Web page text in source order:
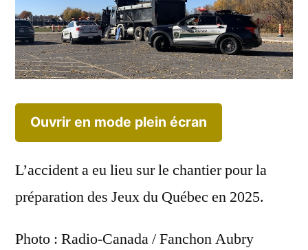
Ouvrir en mode plein écran
L’accident a eu lieu sur le chantier pour la
préparation des Jeux du Québec en 2025.
Photo : Radio-Canada / Fanchon Aubry